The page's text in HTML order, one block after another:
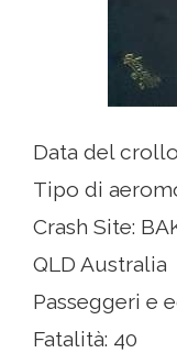
Data del
Tipo di
Crash Site:
QLD Australia
Passeggeri e
Fatalità: 40